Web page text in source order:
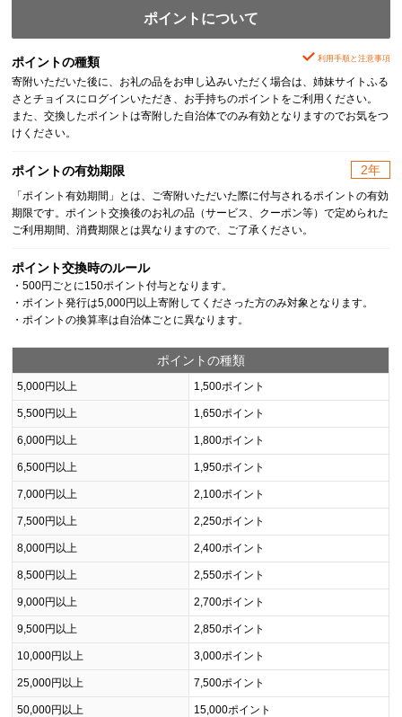
ポイントについて
ポイントの種類 利用手順と注意事項
寄附いただいた後に、お礼の品をお申し込みいただく場合は、姉妹サイトふる
さとチョイスにログインいただき、お手持ちのポイントをご利用ください。
また、交換したポイントは寄附した自治体でのみ有効となりますのでお気をつ
けください。
ポイントの有効期限 2年
「ポイント有効期間」とは、ご寄附いただいた際に付与されるポイントの有効
期限です。ポイント交換後のお礼の品（サービス、クーポン等）で定められた
ご利用期間、消費期限とは異なりますので、ご了承ください。
ポイント交換時のルール
・500円ごとに150ポイント付与となります。
・ポイント発行は5,000円以上寄附してくださった方のみ対象となります。
・ポイントの換算率は自治体ごとに異なります。
ポイントの種類
5,000円以上 1,500ポイント
5,500円以上 1,650ポイント
6,000円以上 1,800ポイント
6,500円以上 1,950ポイント
7,000円以上 2,100ポイント
7,500円以上 2,250ポイント
8,000円以上 2,400ポイント
8,500円以上 2,550ポイント
9,000円以上 2,700ポイント
9,500円以上 2,850ポイント
10,000円以上 3,000ポイント
25,000円以上 7,500ポイント
50,000円以上 15,000ポイント